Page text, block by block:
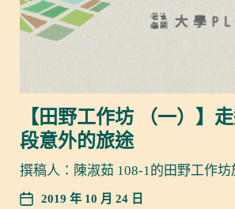
【田野工作坊 （一）】
段意外的旅途
撰稿人：陳淑茹 108-1的田野工作
2019 年 10 月 24 日